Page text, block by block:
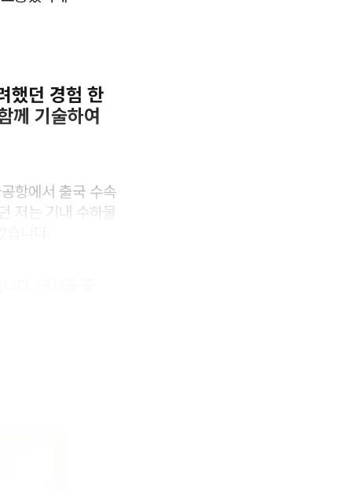
했던 경험 한
께 기술하여
항에서 출국 수속
저는 기내 수하물